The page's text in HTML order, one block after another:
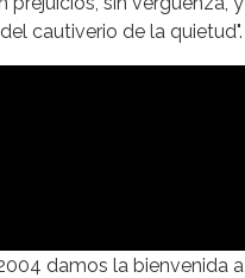
cautiverio de la quietud".
damos la bienvenida a